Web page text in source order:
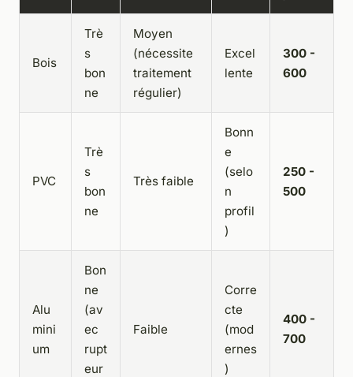
Bois
Trè
s
bon
ne
Moyen
(nécessite
traitement
régulier)
Excel
lente
300 -
600
PVC
Trè
s
bon
ne
Très faible
Bonn
e
(selo
n
profil
)
250 -
500
Alu
mini
um
Bon
ne
(av
ec
rupt
eur
Faible
Corre
cte
(mod
ernes
)
400 -
700